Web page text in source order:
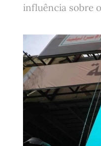
influência sobre